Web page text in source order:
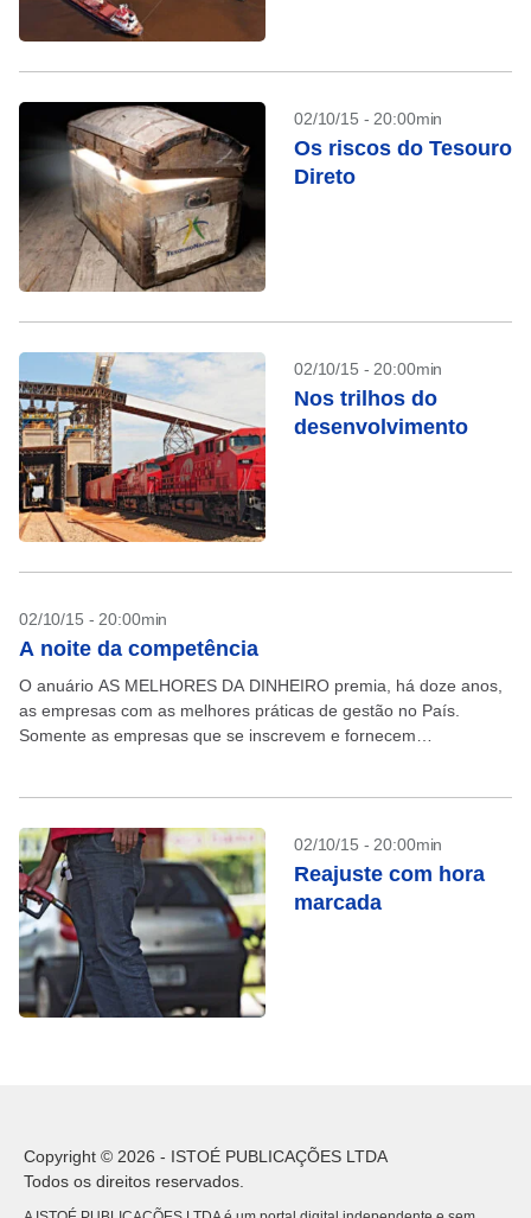
02/10/15 - 20:00min
Os riscos do Tesouro
Direto
02/10/15 - 20:00min
Nos trilhos do
desenvolvimento
02/10/15 - 20:00min
A noite da competência
O anuário AS MELHORES DA DINHEIRO premia, há doze anos,
as empresas com as melhores práticas de gestão no País.
Somente as empresas que se inscrevem e fornecem
02/10/15 - 20:00min
Reajuste com hora
marcada
Copyright © 2026 - ISTOÉ PUBLICAÇÕES LTDA
Todos os direitos reservados.